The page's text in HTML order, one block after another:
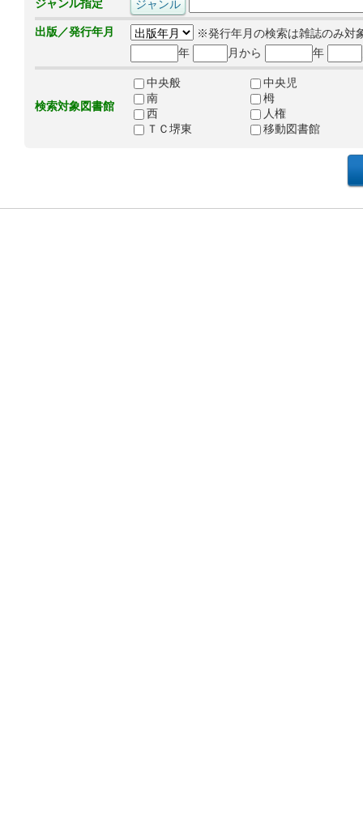
ジャンル指定
出版／発行年月
※発行年月の検索は雑誌のみ対
年
月から 年
検索対象図書館
中央般
中央児
南
栂
西
人権
ＴＣ堺東
移動図書館